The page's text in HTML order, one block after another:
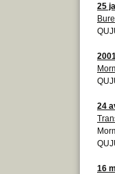
25
Bure
2001
24
16